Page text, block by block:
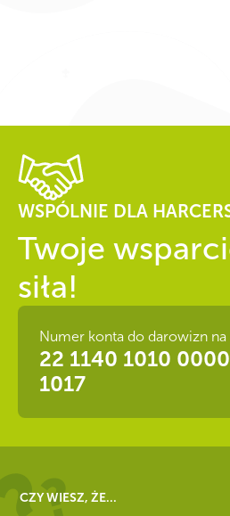
WSPÓLNIE DLA
Twoje
siła!
Numer konta do darowizn na
22 1140 1010
1017
CZY WIESZ, ŻE...